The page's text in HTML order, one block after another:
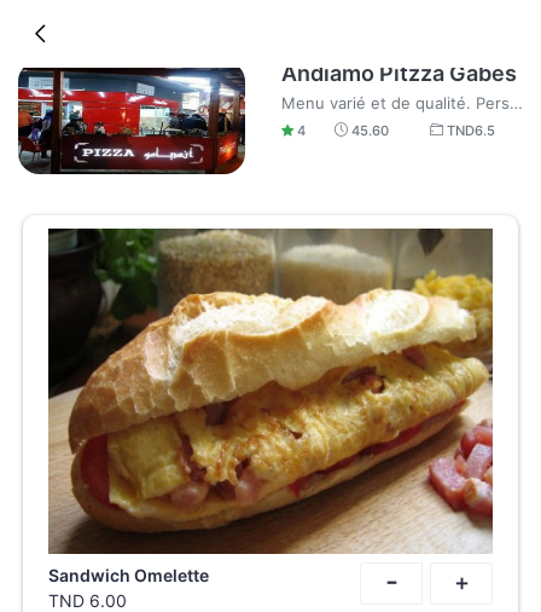
Andiamo Pitzza Gabes
Menu varié et de qualité. Personnel aimable et sympa, je recommande.
4 45.60 TND6.5
- +
Sandwich Omelette
TND 6.00